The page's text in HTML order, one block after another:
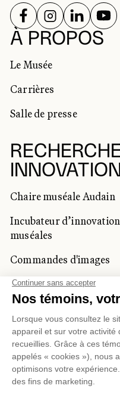
À PROPOS
Le Musée
Carrières
Salle de presse
INNOVATION
Chaire muséale Audain
Incubateur
muséales
Commandes d'images
Prix Lynne-Cohen
CLIENTÈLE
ET PRIVÉE
Location d'espaces
SUIVEZ-NOUS
SUIVEZ-